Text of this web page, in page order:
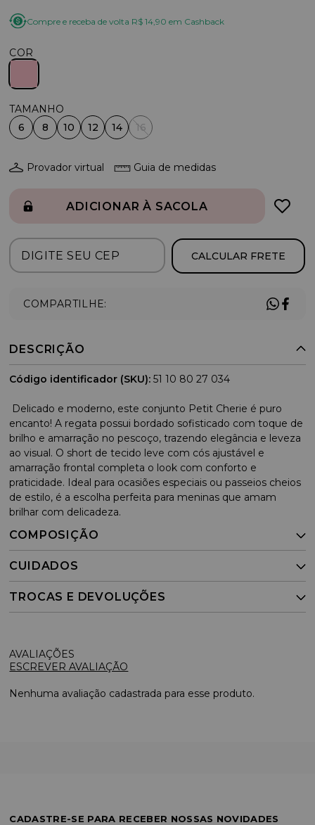
Compre e receba de volta R$ 14,90 em Cashback
COR
6 8 10 12 14 16
Provador virtual Guia de medidas
ADICIONAR À SACOLA
CALCULAR FRETE
COMPARTILHE:
DESCRIÇÃO
Código identificador (SKU): 51 10 80 27 034
Delicado e moderno, este conjunto Petit Cherie é puro
encanto! A regata possui bordado sofisticado com toque de
brilho e amarração no pescoço, trazendo elegância e leveza
ao visual. O short de tecido leve com cós ajustável e
amarração frontal completa o look com conforto e
praticidade. Ideal para ocasiões especiais ou passeios cheios
de estilo, é a escolha perfeita para meninas que amam
brilhar com delicadeza.
COMPOSIÇÃO
CUIDADOS
TROCAS E DEVOLUÇÕES
ESCREVER AVALIAÇÃO
Nenhuma avaliação cadastrada para esse produto.
CADASTRE-SE PARA RECEBER NOSSAS NOVIDADES